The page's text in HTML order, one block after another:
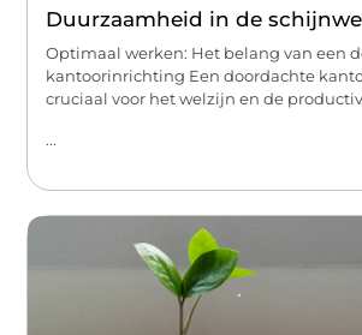
Duurzaamheid in de
Optimaal werken: Het belang van een
kantoorinrichting Een doordachte
cruciaal voor het welzijn en de
...